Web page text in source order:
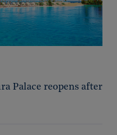
Palace reopens after